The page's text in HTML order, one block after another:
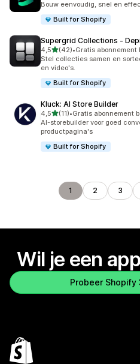
Bouw eenvoudig, snel en
Built for Shopify
Supergrid Collections ‑
4,5van 5 sterren
(42)
42 recensies in totaal
•Gratis abonnement
Stel collecties samen en
en video's.
Built for Shopify
Kluck: AI Store Builder
4,5van 5 sterren
(11)
11 recensies in totaal
•Gratis abonnement
AI-storebuilder voor goed
productpagina's
Built for Shopify
1 2 3
Wil je een
Probeer Shopify